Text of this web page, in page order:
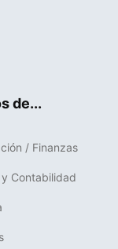
de...
/ Finanzas
Contabilidad